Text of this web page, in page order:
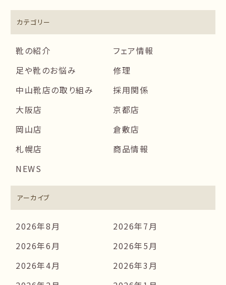
カテゴリー
靴の紹介
フェア情報
足や靴のお悩み
修理
中山靴店の取り組み
採用関係
大阪店
京都店
岡山店
倉敷店
札幌店
商品情報
NEWS
アーカイブ
2026年8月
2026年7月
2026年6月
2026年5月
2026年4月
2026年3月